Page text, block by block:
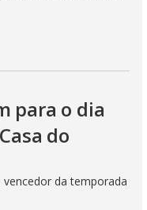
para o dia
do
da temporada